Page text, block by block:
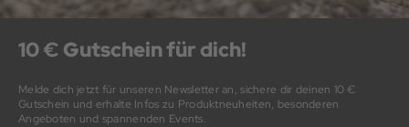
10 € Gutschein für dich!
Melde dich jetzt für unseren Newsletter an, sichere dir deinen 10 €
Gutschein und erhalte Infos zu Produktneuheiten, besonderen
Angeboten und spannenden Events.